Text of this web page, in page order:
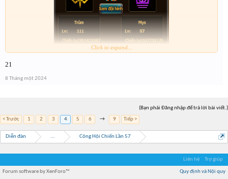
Click to expand...
21
8 Tháng một 2024
(Bạn phải Đăng nhập để trả lời bài viết.)
< Trước
1 2 3 4 5 6 → 9 Tiếp >
Diễn đàn ... Công Hội Chiến Lần 57
Liên hệ Trợ giúp
Quy định và Nội quy
Forum software by XenForo™